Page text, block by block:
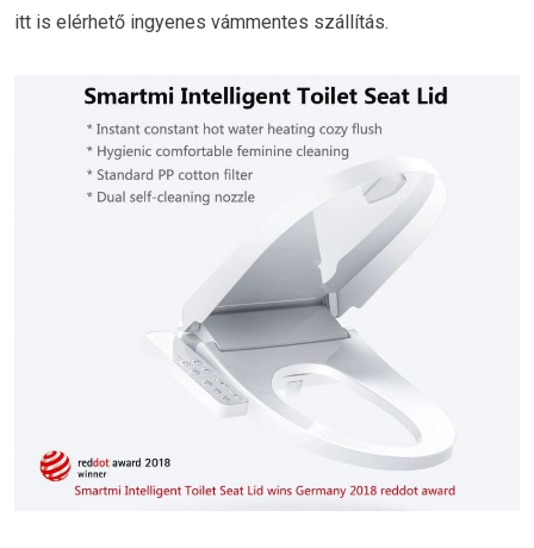
itt is elérhető ingyenes vámmentes szállítás.